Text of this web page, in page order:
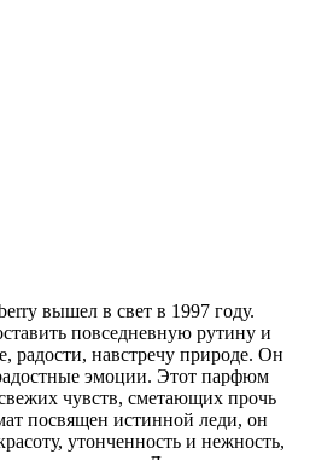
вышел в свет в 1997 году.
повседневную рутину и
радости, навстречу природе. Он
эмоции. Этот парфюм
чувств, сметающих прочь
посвящен истинной леди, он
утонченность и нежность,